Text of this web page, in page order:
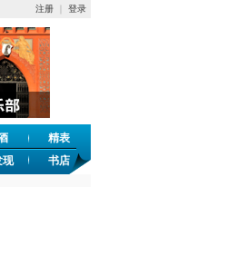
注册 登录
精表
现 书店